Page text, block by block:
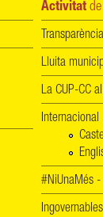
Activitat
Transparència
Lluita
La CUP-CC
Internacional
#NiUnaMés